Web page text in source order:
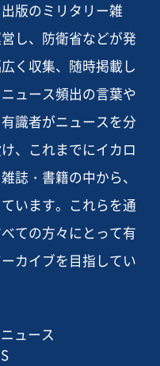
版のミリタリー雑
し、防衛省などが発
く収集、随時掲載し
ュース頻出の言葉や
識者がニュースを分
、これまでにイカロ
誌・書籍の中から、
います。これらを通
ての方々にとって有
カイブを目指してい
ュース